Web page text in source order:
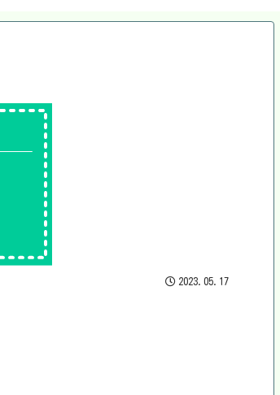
2023.05.17